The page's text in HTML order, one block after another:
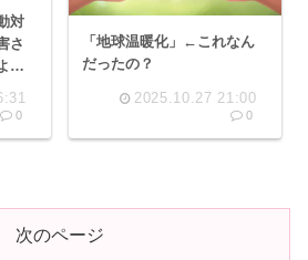
対
さ
0
「地球温暖化」←これなん
だったの？
2025.10.27 21:00
0
次のページ